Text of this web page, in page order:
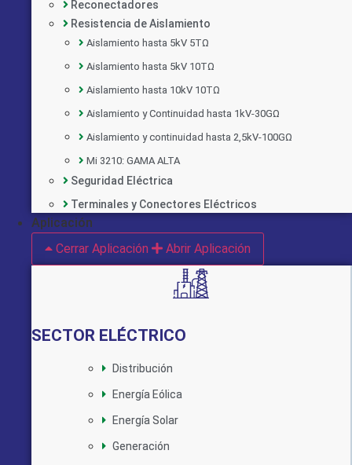
Reconectadores
Resistencia de Aislamiento
Aislamiento hasta 5kV 5TΩ
Aislamiento hasta 5kV 10TΩ
Aislamiento hasta 10kV 10TΩ
Aislamiento y Continuidad hasta 1kV-30GΩ
Aislamiento y continuidad hasta 2,5kV-100GΩ
Mi 3210: GAMA ALTA
Seguridad Eléctrica
Terminales y Conectores Eléctricos
Aplicación
Cerrar Aplicación
Abrir Aplicación
SECTOR ELÉCTRICO
Distribución
Energía Eólica
Energía Solar
Generación